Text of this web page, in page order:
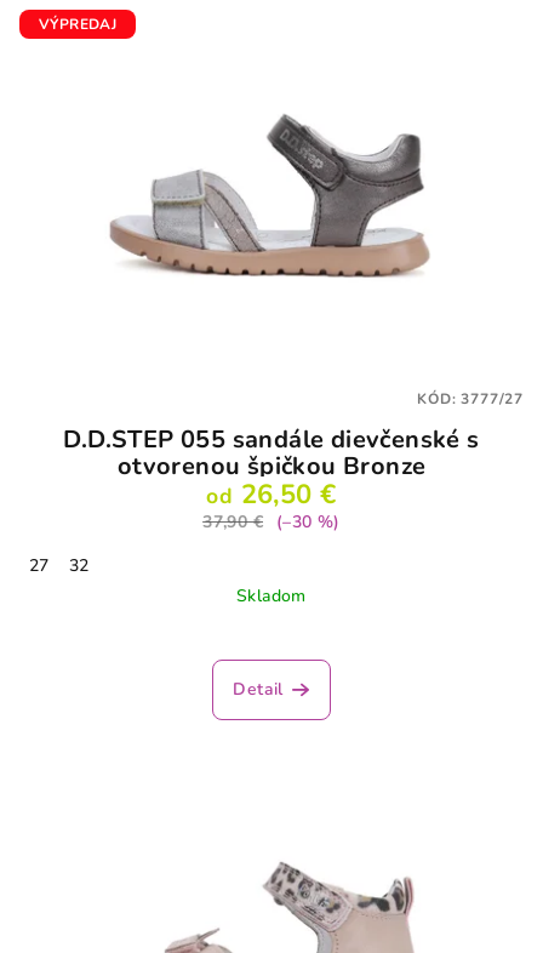
VÝPREDAJ
D.D.STEP 055 sandále dievčenské s
otvorenou špičkou Bronze
od 26,50 €
37,90 €
(–30 %)
27
32
Skladom
Detail
KÓD:3777/27